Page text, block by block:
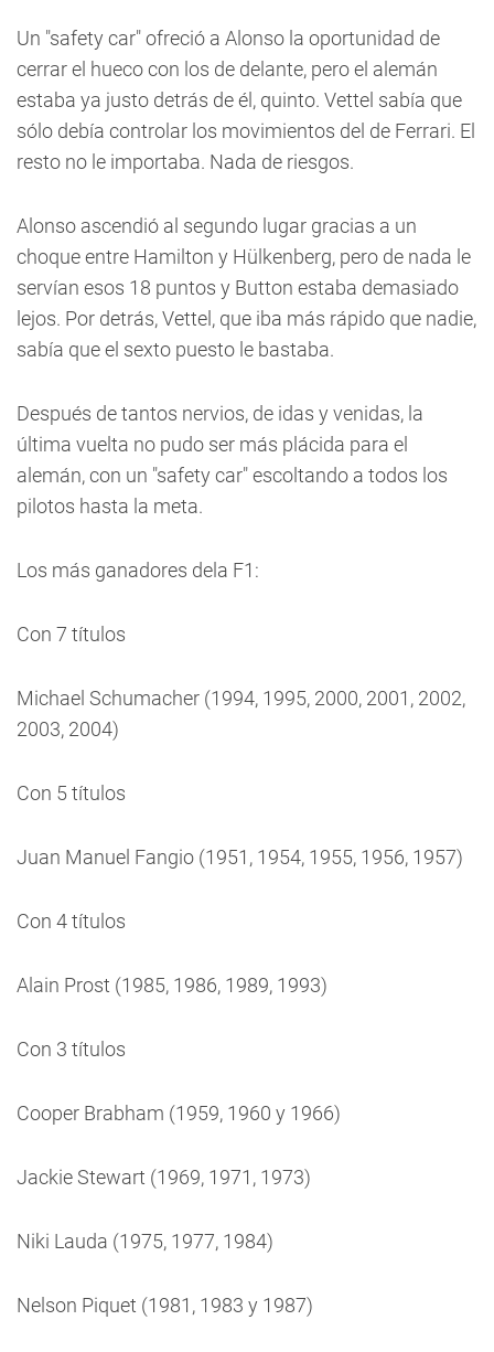
Un "safety car" ofreció a Alonso la oportunidad de
cerrar el hueco con los de delante, pero el alemán
estaba ya justo detrás de él, quinto. Vettel sabía que
sólo debía controlar los movimientos del de Ferrari. El
resto no le importaba. Nada de riesgos.
Alonso ascendió al segundo lugar gracias a un
choque entre Hamilton y Hülkenberg, pero de nada le
servían esos 18 puntos y Button estaba demasiado
lejos. Por detrás, Vettel, que iba más rápido que nadie,
sabía que el sexto puesto le bastaba.
Después de tantos nervios, de idas y venidas, la
última vuelta no pudo ser más plácida para el
alemán, con un "safety car" escoltando a todos los
pilotos hasta la meta.
Los más ganadores dela F1:
Con 7 títulos
Michael Schumacher (1994, 1995, 2000, 2001, 2002,
2003, 2004)
Con 5 títulos
Juan Manuel Fangio (1951, 1954, 1955, 1956, 1957)
Con 4 títulos
Alain Prost (1985, 1986, 1989, 1993)
Con 3 títulos
Cooper Brabham (1959, 1960 y 1966)
Jackie Stewart (1969, 1971, 1973)
Niki Lauda (1975, 1977, 1984)
Nelson Piquet (1981, 1983 y 1987)